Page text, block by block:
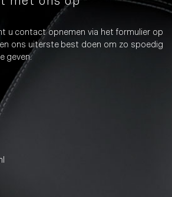
u contact opnemen via het formulier op
ons uiterste best doen om zo spoedig
geven.